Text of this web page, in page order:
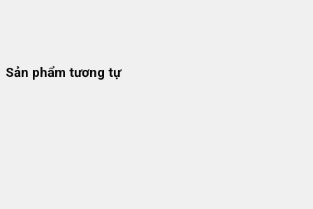
Sản phẩm tương tự